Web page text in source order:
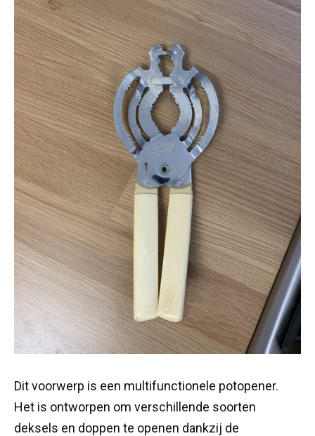
Dit voorwerp is een multifunctionele potopener.
Het is ontworpen om verschillende soorten
deksels en doppen te openen dankzij de